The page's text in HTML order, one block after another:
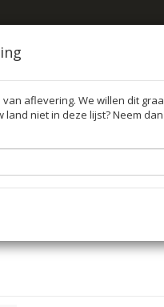
aflevering. We willen dit
niet in deze lijst? Neem